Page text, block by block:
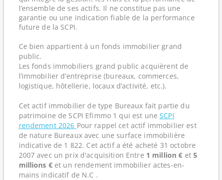
l’ensemble de ses actifs. Il ne constitue pas une
garantie ou une indication fiable de la performance
future de la SCPI.
Ce bien appartient à un fonds immobilier grand
public.
Les fonds immobiliers grand public acquièrent de
l’immobilier d’entreprise (bureaux, commerces,
logistique, hôtellerie, locaux d’activité, etc.).
Cet actif immobilier de type Bureaux fait partie du
patrimoine de SCPI Efimmo 1 qui est uneSCPI
rendement 2026 Pour rappel cet actif immobilier est
de nature Bureaux avec une surface immobilière
indicative de 1 822. Cet actif a été acheté 31 octobre
2007 avec un prix d'acquisition Entre 1 million € et 5
millions €et un rendement immobilier actes-en-
mains indicatif de N.C .